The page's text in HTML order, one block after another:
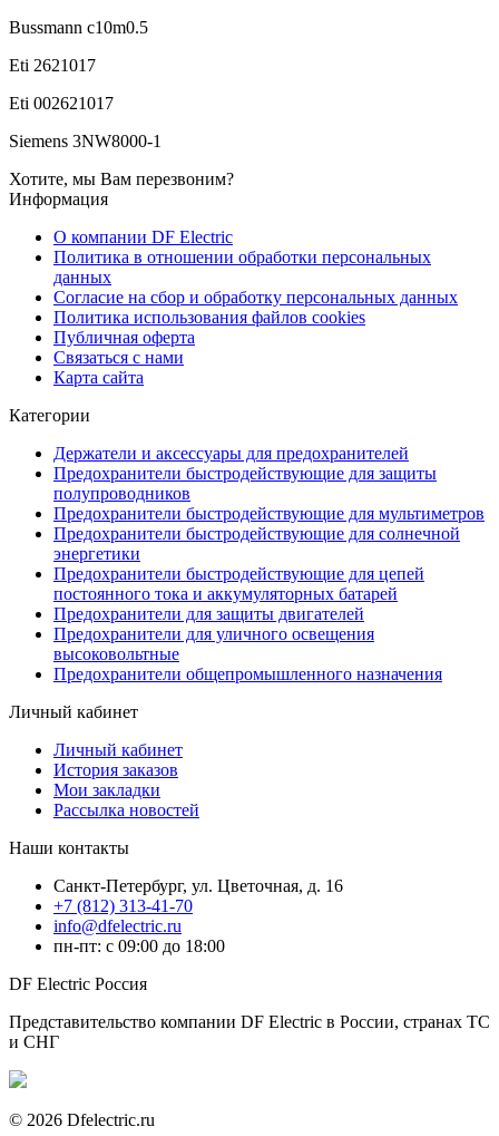
Bussmann c10m0.5
Eti 2621017
Eti 002621017
Siemens 3NW8000-1
Хотите, мы Вам перезвоним?
Информация
О компании DF Electric
Политика в отношении обработки персональных
данных
Согласие на сбор и обработку персональных данных
Политика использования файлов cookies
Публичная оферта
Связаться с нами
Карта сайта
Категории
Держатели и аксессуары для предохранителей
Предохранители быстродействующие для защиты
полупроводников
Предохранители быстродействующие для мультиметров
Предохранители быстродействующие для солнечной
энергетики
Предохранители быстродействующие для цепей
постоянного тока и аккумуляторных батарей
Предохранители для защиты двигателей
Предохранители для уличного освещения
высоковольтные
Предохранители общепромышленного назначения
Личный кабинет
Личный кабинет
История заказов
Мои закладки
Рассылка новостей
Наши контакты
Санкт-Петербург, ул. Цветочная, д. 16
+7 (812) 313-41-70
info@dfelectric.ru
пн-пт: с 09:00 до 18:00
DF Electric Россия
Представительство компании DF Electric в России, странах ТС
и СНГ
© 2026 Dfelectric.ru